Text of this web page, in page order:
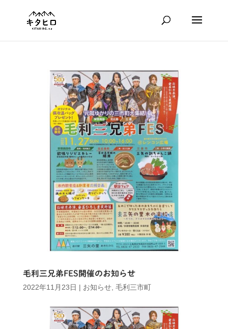
毛利三兄弟FES開催のお知らせ
2022年11月23日 | お知らせ, 毛利三市町